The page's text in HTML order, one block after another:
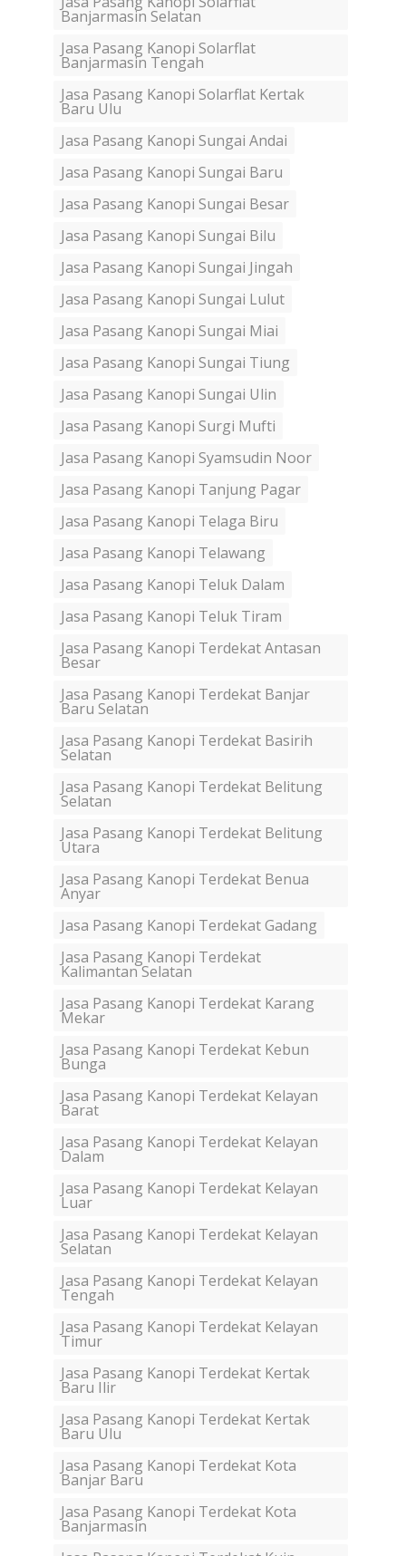
Banjarmasin Selatan
Jasa Pasang Kanopi Solarflat
Banjarmasin Tengah
Jasa Pasang Kanopi Solarflat Kertak
Baru Ulu
Jasa Pasang Kanopi Sungai Andai
Jasa Pasang Kanopi Sungai Baru
Jasa Pasang Kanopi Sungai Besar
Jasa Pasang Kanopi Sungai Bilu
Jasa Pasang Kanopi Sungai Jingah
Jasa Pasang Kanopi Sungai Lulut
Jasa Pasang Kanopi Sungai Miai
Jasa Pasang Kanopi Sungai Tiung
Jasa Pasang Kanopi Sungai Ulin
Jasa Pasang Kanopi Surgi Mufti
Jasa Pasang Kanopi Syamsudin Noor
Jasa Pasang Kanopi Tanjung Pagar
Jasa Pasang Kanopi Telaga Biru
Jasa Pasang Kanopi Telawang
Jasa Pasang Kanopi Teluk Dalam
Jasa Pasang Kanopi Teluk Tiram
Jasa Pasang Kanopi Terdekat Antasan
Besar
Jasa Pasang Kanopi Terdekat Banjar
Baru Selatan
Jasa Pasang Kanopi Terdekat Basirih
Selatan
Jasa Pasang Kanopi Terdekat Belitung
Selatan
Jasa Pasang Kanopi Terdekat Belitung
Utara
Jasa Pasang Kanopi Terdekat Benua
Anyar
Jasa Pasang Kanopi Terdekat Gadang
Jasa Pasang Kanopi Terdekat
Kalimantan Selatan
Jasa Pasang Kanopi Terdekat Karang
Mekar
Jasa Pasang Kanopi Terdekat Kebun
Bunga
Jasa Pasang Kanopi Terdekat Kelayan
Barat
Jasa Pasang Kanopi Terdekat Kelayan
Dalam
Jasa Pasang Kanopi Terdekat Kelayan
Luar
Jasa Pasang Kanopi Terdekat Kelayan
Selatan
Jasa Pasang Kanopi Terdekat Kelayan
Tengah
Jasa Pasang Kanopi Terdekat Kelayan
Timur
Jasa Pasang Kanopi Terdekat Kertak
Baru Ilir
Jasa Pasang Kanopi Terdekat Kertak
Baru Ulu
Jasa Pasang Kanopi Terdekat Kota
Banjar Baru
Jasa Pasang Kanopi Terdekat Kota
Banjarmasin